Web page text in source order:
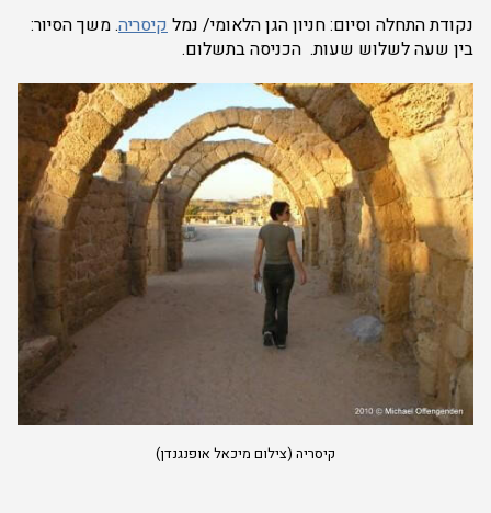
נקודת התחלה וסיום: חניון הגן הלאומי/ נמלקיסריה. משך הסיור:
בין שעה לשלוש שעות. הכניסה בתשלום.
קיסריה (צילום מיכאל אופנגנדן)